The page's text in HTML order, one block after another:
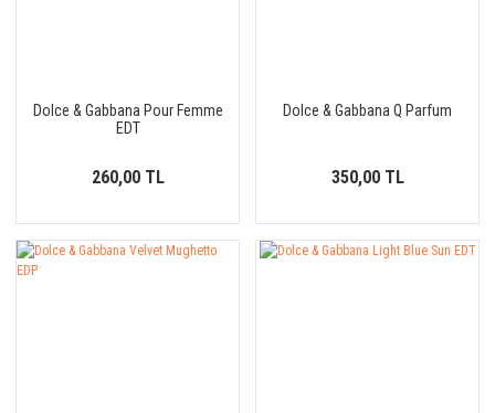
Dolce & Gabbana Pour Femme
EDT
260,00 TL
Dolce & Gabbana Q Parfum
350,00 TL